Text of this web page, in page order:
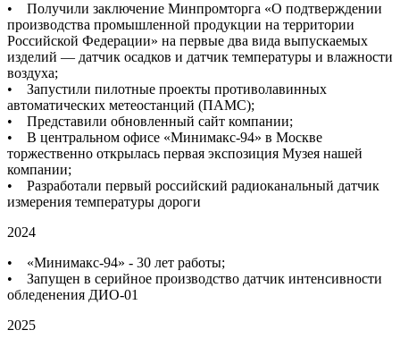
• Получили заключение Минпромторга «О подтверждении
производства промышленной продукции на территории
Российской Федерации» на первые два вида выпускаемых
изделий — датчик осадков и датчик температуры и влажности
воздуха;
• Запустили пилотные проекты противолавинных
автоматических метеостанций (ПАМС);
• Представили обновленный сайт компании;
• В центральном офисе «Минимакс-94» в Москве
торжественно открылась первая экспозиция Музея нашей
компании;
• Разработали первый российский радиоканальный датчик
измерения температуры дороги
2024
• «Минимакс-94» - 30 лет работы;
• Запущен в серийное производство датчик интенсивности
обледенения ДИО-01
2025